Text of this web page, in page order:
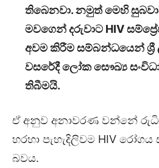
තිබෙනවා. නමුත් මෙහි
මවගෙන් දරුවාට HIV
අවම කිරීම සම්බන්ධයෙන් ශ්‍රී
වසරේදී ලෝක සෞඛ්‍ය
තිබීමයි.
ඒ අනුව අනාවරණ වන්නේ
හරහා පැහැදිලිවම HIV
බවය.